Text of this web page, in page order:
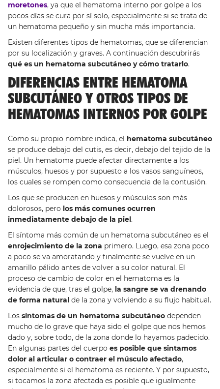
moretones, ya que el hematoma interno por golpe a los
pocos días se cura por sí solo, especialmente si se trata de
un hematoma pequeño y sin mucha más importancia.
Existen diferentes tipos de hematomas, que se diferencian
por su localización y graves. A continuación descubrirás
qué es un hematoma subcutáneo y cómo tratarlo.
DIFERENCIAS ENTRE HEMATOMA
SUBCUTÁNEO Y OTROS TIPOS DE
HEMATOMAS INTERNOS POR GOLPE
Como su propio nombre indica, el hematoma subcutáneo
se produce debajo del cutis, es decir, debajo del tejido de la
piel. Un hematoma puede afectar directamente a los
músculos, huesos y por supuesto a los vasos sanguíneos,
los cuales se rompen como consecuencia de la contusión.
Los que se producen en huesos y músculos son más
dolorosos, pero los más comunes ocurren
inmediatamente debajo de la piel.
El síntoma más común de un hematoma subcutáneo es el
enrojecimiento de la zona primero. Luego, esa zona poco
a poco se va amoratando y finalmente se vuelve en un
amarillo pálido antes de volver a su color natural. El
proceso de cambio de color en el hematoma es la
evidencia de que, tras el golpe, la sangre se va drenando
de forma natural de la zona y volviendo a su flujo habitual.
Los síntomas de un hematoma subcutáneo dependen
mucho de lo grave que haya sido el golpe que nos hemos
dado y, sobre todo, de la zona donde lo hayamos padecido.
En algunas partes del cuerpo es posible que sintamos
dolor al articular o contraer el músculo afectado,
especialmente si el hematoma es reciente. Y por supuesto,
si tocamos la zona afectada es posible que igualmente